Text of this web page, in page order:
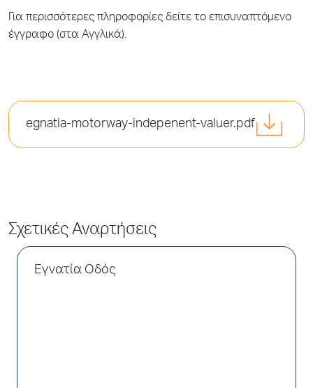
Για περισσότερες πληροφορίες δείτε το επισυναπτόμενο
έγγραφο (στα Αγγλικά).
egnatia-motorway-indepenent-valuer.pdf
Σχετικές Αναρτήσεις
Εγνατία Οδός